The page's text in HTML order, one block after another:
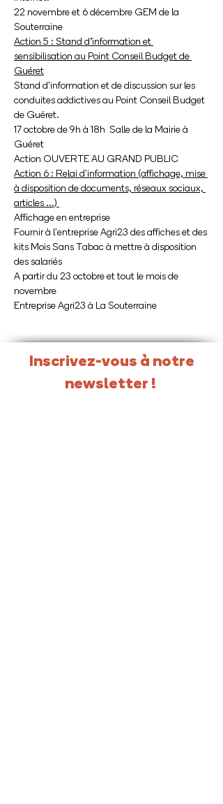
22 novembre et 6 décembre GEM de la
Souterraine
Action 5 : Stand d’information et
sensibilisation au Point Conseil Budget de
Guéret
Stand d'information et de discussion sur les
conduites addictives au Point Conseil Budget
de Guéret.
17 octobre de 9h à 18h  Salle de la Mairie à
Guéret
Action OUVERTE AU GRAND PUBLIC
Action 6 : Relai d'information (affichage, mise
à disposition de documents, réseaux sociaux,
articles ...)
Affichage en entreprise
Fournir à l'entreprise Agri23 des affiches et des
kits Mois Sans Tabac à mettre à disposition
des salariés
A partir du 23 octobre et tout le mois de
novembre
Entreprise Agri23 à La Souterraine
Inscrivez-vous à notre
newsletter !